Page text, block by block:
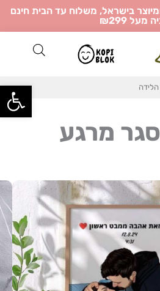
בישראל, משלוח עד הבית חינם
מעל ₪299
מרגע